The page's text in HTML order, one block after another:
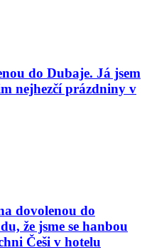
do Dubaje. Já jsem
nejhezčí prázdniny v
dovolenou do
že jsme se hanbou
Češi v hotelu